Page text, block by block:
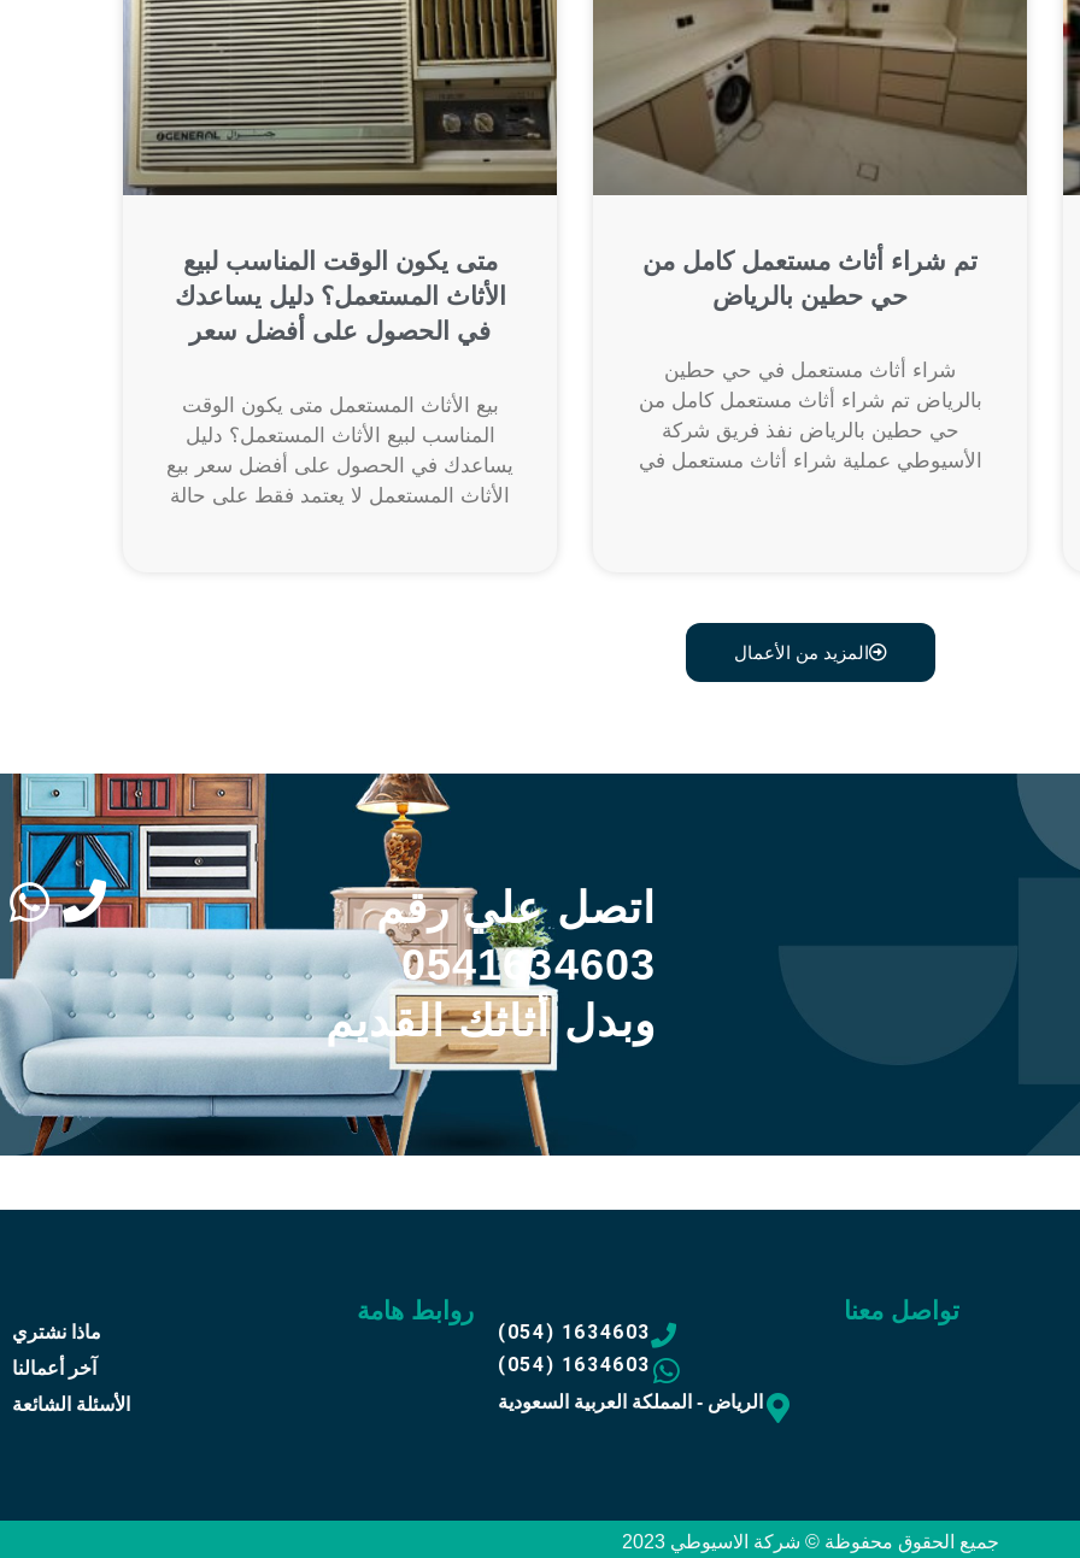
متى يكون الوقت المناسب لبيع
الأثاث المستعمل؟ دليل يساعدك
في الحصول على أفضل سعر
بيع الأثاث المستعمل متى يكون الوقت
المناسب لبيع الأثاث المستعمل؟ دليل
يساعدك في الحصول على أفضل سعر بيع
الأثاث المستعمل لا يعتمد فقط على حالة
تم شراء أثاث مستعمل كامل من
حي حطين بالرياض
شراء أثاث مستعمل في حي حطين
بالرياض تم شراء أثاث مستعمل كامل من
حي حطين بالرياض نفذ فريق شركة
الأسيوطي عملية شراء أثاث مستعمل في
المزيد من الأعمال
اتصل علي رقم
0541634603
وبدل أثاثك القديم
روابط هامة
ماذا نشتري
آخر أعمالنا
الأسئلة الشائعة
تواصل معنا
(054) 1634603
(054) 1634603
الرياض - المملكة العربية السعودية
جميع الحقوق محفوظة © شركة الاسيوطي 2023